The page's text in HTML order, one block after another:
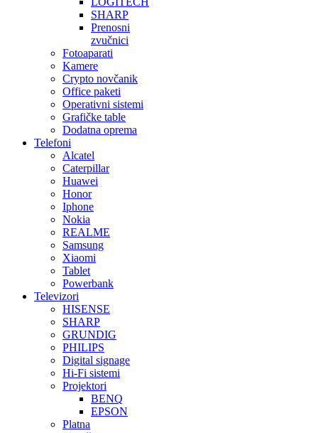
SHARP
Prenosni
zvučnici
Fotoaparati
Kamere
Crypto novčanik
Office paketi
Operativni sistemi
Grafičke table
Dodatna oprema
Telefoni
Alcatel
Caterpillar
Huawei
Honor
Iphone
Nokia
REALME
Samsung
Xiaomi
Tablet
Powerbank
Televizori
HISENSE
SHARP
GRUNDIG
PHILIPS
Digital signage
Hi-Fi sistemi
Projektori
BENQ
EPSON
Platna